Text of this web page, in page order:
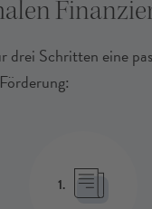
drei Schritten eine
1.